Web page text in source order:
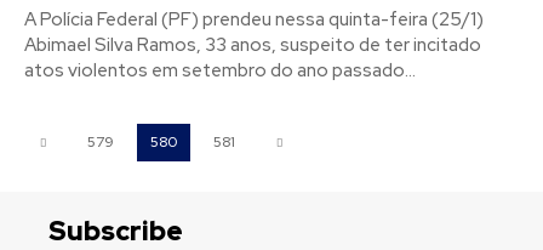
A Polícia Federal (PF) prendeu nessa quinta-feira (25/1)
Abimael Silva Ramos, 33 anos, suspeito de ter incitado
atos violentos em setembro do ano passado...
579 580 581
Subscribe